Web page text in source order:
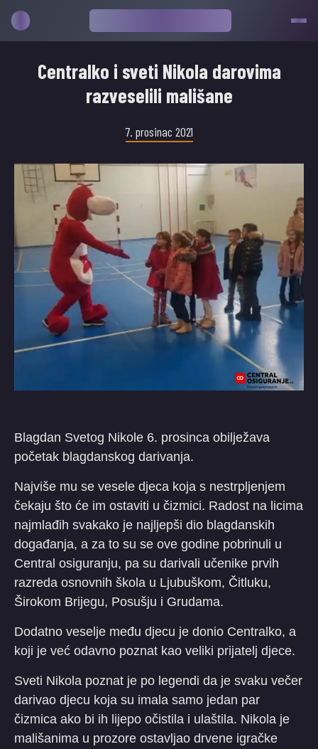
Centralko i sveti Nikola darovima
razveselili mališane
7. prosinac 2021
Blagdan Svetog Nikole 6. prosinca obilježava
početak blagdanskog darivanja.
Najviše mu se vesele djeca koja s nestrpljenjem
čekaju što će im ostaviti u čizmici. Radost na licima
najmlađih svakako je najljepši dio blagdanskih
događanja, a za to su se ove godine pobrinuli u
Central osiguranju, pa su darivali učenike prvih
razreda osnovnih škola u Ljubuškom, Čitluku,
Širokom Brijegu, Posušju i Grudama.
Dodatno veselje među djecu je donio Centralko, a
koji je već odavno poznat kao veliki prijatelj djece.
Sveti Nikola poznat je po legendi da je svaku večer
darivao djecu koja su imala samo jedan par
čizmica ako bi ih lijepo očistila i ulaštila. Nikola je
mališanima u prozore ostavljao drvene igračke